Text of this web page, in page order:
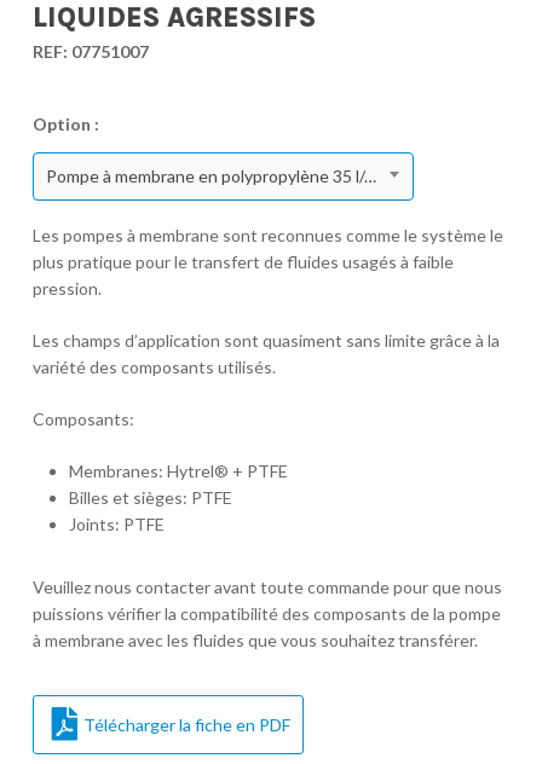
LIQUIDES AGRESSIFS
REF: 07751007
Option :
Pompe à membrane en polypropylène 35 l/min liquides agressifs
Les pompes à membrane sont reconnues comme le système le
plus pratique pour le transfert de fluides usagés à faible
pression.
Les champs d’application sont quasiment sans limite grâce à la
variété des composants utilisés.
Composants:
Membranes: Hytrel® + PTFE
Billes et sièges: PTFE
Joints: PTFE
Veuillez nous contacter avant toute commande pour que nous
puissions vérifier la compatibilité des composants de la pompe
à membrane avec les fluides que vous souhaitez transférer.
Télécharger la fiche en PDF